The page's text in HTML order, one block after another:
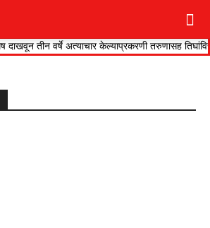
दाखवून तीन वर्षे अत्याचार केल्याप्रकरणी तरुणासह